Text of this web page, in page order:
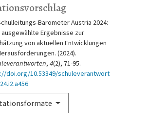
Barometer Austria 2024:
Ergebnisse zur
von aktuellen Entwicklungen
(2024).
, 4(2), 71-95.
doi.org/10.53349/schuleverantwort